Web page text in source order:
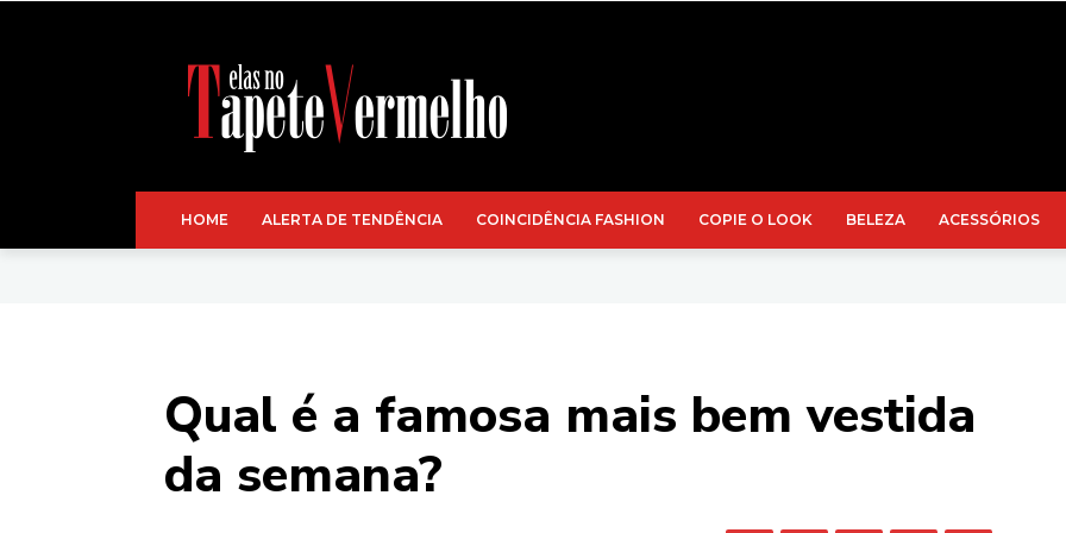
HOME ALERTA DE TENDÊNCIA COINCIDÊNCIA FASHION COPIE O LOOK BELEZA ACESSÓRIOS
Qual é a famosa mais bem vestida
da semana?